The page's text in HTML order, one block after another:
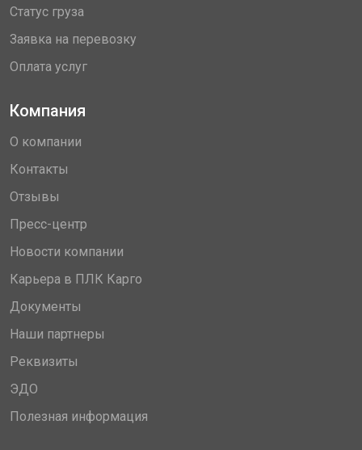
Статус груза
Заявка на перевозку
Оплата услуг
Компания
О компании
Контакты
Отзывы
Пресс-центр
Новости компании
Карьера в ПЛК Карго
Документы
Наши партнеры
Реквизиты
ЭДО
Полезная информация